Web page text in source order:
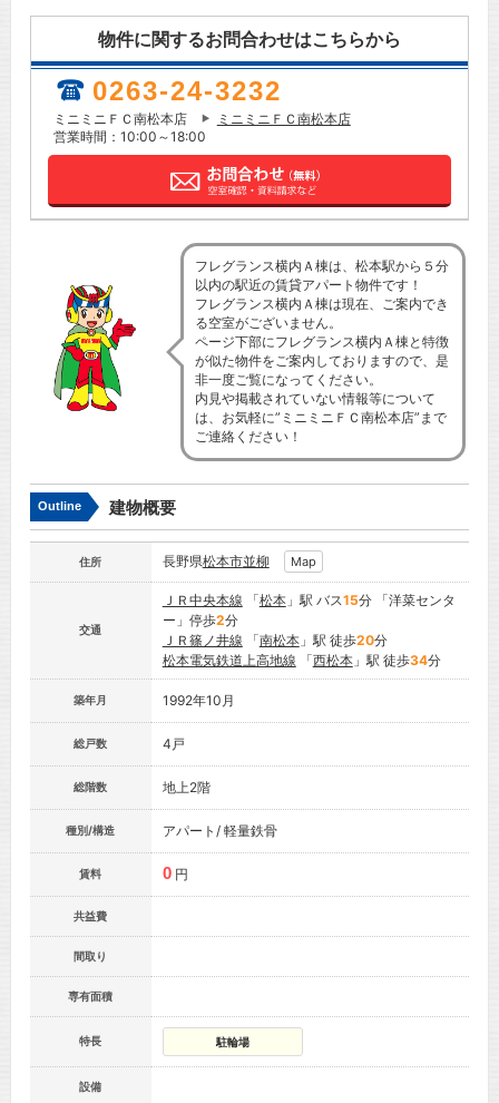
物件に関するお問合わせはこちらから
0263-24-3232
ミニミニＦＣ南松本店
ミニミニＦＣ南松本店
営業時間：10:00～18:00
フレグランス横内Ａ棟は、松本駅から５分
以内の駅近の賃貸アパート物件です！
フレグランス横内Ａ棟は現在、ご案内でき
る空室がございません。
ページ下部にフレグランス横内Ａ棟と特徴
が似た物件をご案内しておりますので、是
非一度ご覧になってください。
内見や掲載されていない情報等について
は、お気軽に”ミニミニＦＣ南松本店”まで
ご連絡ください！
Outline 建物概要
住所 長野県松本市並柳 Map
交通
ＪＲ中央本線 「松本」駅 バス15分 「洋菜センタ
ー」停歩2分
ＪＲ篠ノ井線 「南松本」駅 徒歩20分
松本電気鉄道上高地線 「西松本」駅 徒歩34分
築年月 1992年10月
総戸数 4戸
総階数 地上2階
種別/構造 アパート/ 軽量鉄骨
賃料 0 円
共益費
間取り
専有面積
特長 駐輪場
設備